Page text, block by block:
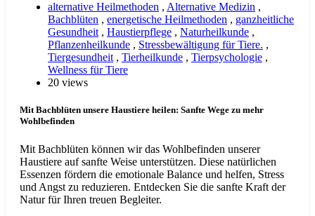
alternative Heilmethoden , Alternative Medizin ,
Bachblüten , energetische Heilmethoden , ganzheitliche
Gesundheit , Haustierpflege , Naturheilkunde ,
Pflanzenheilkunde , Stressbewältigung für Tiere. ,
Tiergesundheit , Tierheilkunde , Tierpsychologie ,
Wellness für Tiere
20 views
Mit Bachblüten unsere Haustiere heilen: Sanfte Wege zu mehr
Wohlbefinden
Mit Bachblüten können wir das Wohlbefinden unserer
Haustiere auf sanfte Weise unterstützen. Diese natürlichen
Essenzen fördern die emotionale Balance und helfen, Stress
und Angst zu reduzieren. Entdecken Sie die sanfte Kraft der
Natur für Ihren treuen Begleiter.